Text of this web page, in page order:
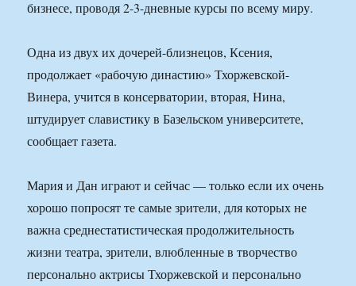
бизнесе, проводя 2-3-дневные курсы по всему миру.
Одна из двух их дочерей-близнецов, Ксения,
продолжает «рабочую династию» Тхоржевской-
Винера, учится в консерватории, вторая, Нина,
штудирует славистику в Базельском университете,
сообщает газета.
Мария и Дан играют и сейчас — только если их очень
хорошо попросят те самые зрители, для которых не
важна среднестатистическая продолжительность
жизни театра, зрители, влюбленные в творчество
персонально актрисы Тхоржевской и персонально